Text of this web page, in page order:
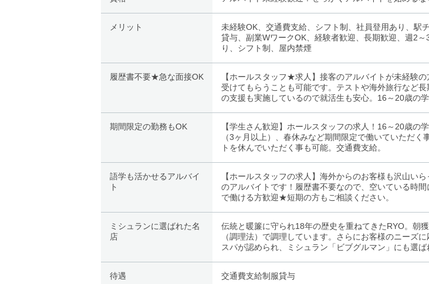
メリット
未経験OK、交通費支給、シフト制、社員登用あり、駅
貸与、副業WワークOK、経験者歓迎、長期歓迎、週2
り、シフト制、屋内禁煙
履歴書不要★急な面接OK
【ホールスタッフ★求人】接客のアルバイトが未経験
受けてもらうことも可能です。テストや海外旅行など
の支援も実施しているので就活生も安心。16～20歳の
期間限定の勤務もOK
【学生さん歓迎】ホールスタッフの求人！16～20歳
（3ヶ月以上）、春休みなど期間限定で働いていただ
トを休んでいただく事も可能。交通費支給。
語学も活かせるアルバイ
ト
【ホールスタッフの求人】海外からのお客様も沢山い
のアルバイトです！履歴書不要なので、空いている時
で働ける方歓迎★短期の方もご相談ください。
ミシュランに選ばれた名
店
伝統と暖簾に守られ18年の歴史を重ねてきたRYO。朝
（調理法）で調理しています。さらにお客様のニーズ
スパが認められ、ミシュラン「ビブグルマン」にも選ば
待遇 交通費支給制服貸与